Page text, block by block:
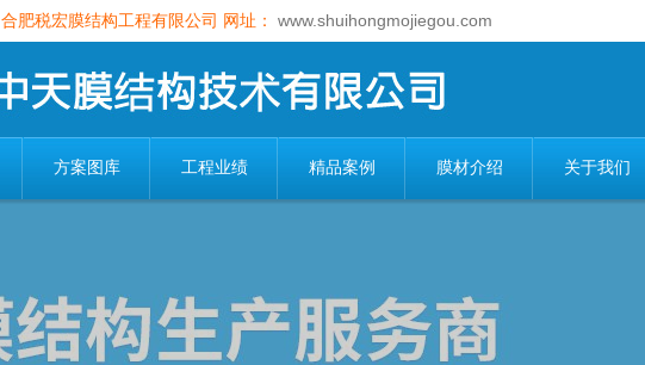
合肥税宏膜结构工程有限公司 网址： www.shuihongmojiegou.com
方案图库 工程业绩 精品案例 膜材介绍 关于我们